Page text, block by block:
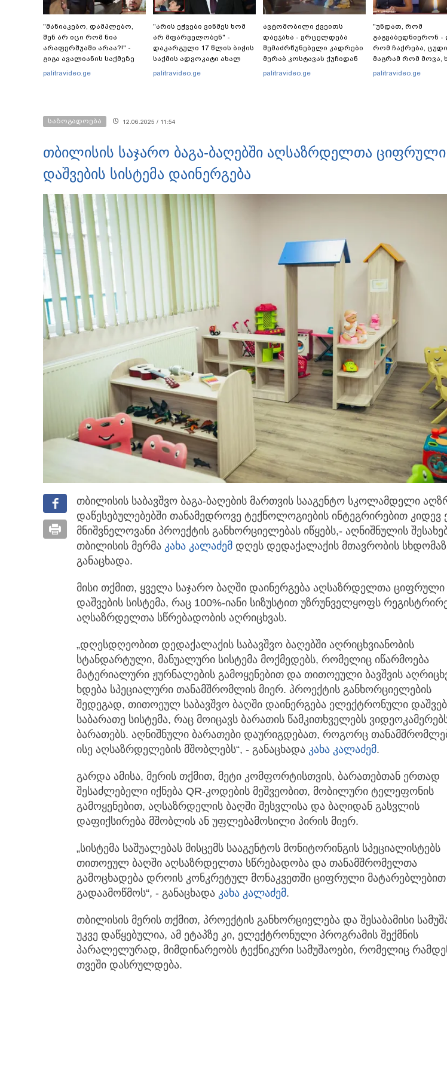
"მანიაკებო, დამპლებო,
შენ არ იცი რომ ნია
არაფერშუაში არაა?!" -
გიგა ავალიანის საქმეზე
ნია იმნაძეს აკავებენ
palitravideo.ge
"არის ეჭვები ვინმეს ხომ
არ მფარველობენ" -
დაკარგული 17 წლის ბიჭის
საქმის ადვოკატი ახალ
გარემოებებზე საუბრობს
palitravideo.ge
ავტომობილი ქვეითს
დაეჯახა - ვრცელდება
შემაძრწუნებელი კადრები
მერაბ კოსტავას ქუჩიდან
palitravideo.ge
"უნდათ, რომ
გაგვაბედნიერონ -
რომ ჩაქრება,
მაგრამ რომ მოვა,
გაგვეხარდება“ -
palitravideo.ge
საზოგადოება 12.06.2025 / 11:54
თბილისის საჯარო ბაგა-ბაღებში აღსაზრდელთა ციფრული
დაშვების სისტემა დაინერგება
თბილისის საბავშვო ბაგა-ბაღების მართვის სააგენტო სკოლამდელი
დაწესებულებებში თანამედროვე ტექნოლოგიების ინტეგრირებით კიდევ
მნიშვნელოვანი პროექტის განხორციელებას იწყებს,- აღნიშნულის
თბილისის მერმა კახა კალაძემ დღეს დედაქალაქის მთავრობის
განაცხადა.
მისი თქმით, ყველა საჯარო ბაღში დაინერგება აღსაზრდელთა ციფრული
დაშვების სისტემა, რაც 100%-იანი სიზუსტით უზრუნველყოფს
აღსაზრდელთა სწრებადობის აღრიცხვას.
„დღესდღეობით დედაქალაქის საბავშვო ბაღებში აღრიცხვიანობის
სტანდარტული, მანუალური სისტემა მოქმედებს, რომელიც იწარმოება
მატერიალური ჟურნალების გამოყენებით და თითოეული ბავშვის
ხდება სპეციალური თანამშრომლის მიერ. პროექტის განხორციელების
შედეგად, თითოეულ საბავშვო ბაღში დაინერგება ელექტრონული
საბარათე სისტემა, რაც მოიცავს ბარათის წამკითხველებს
ბარათებს. აღნიშნული ბარათები დაურიგდებათ, როგორც
ისე აღსაზრდელების მშობლებს“, - განაცხადა კახა კალაძემ.
გარდა ამისა, მერის თქმით, მეტი კომფორტისთვის, ბარათებთან ერთად
შესაძლებელი იქნება QR-კოდების მეშვეობით, მობილური ტელეფონის
გამოყენებით, აღსაზრდელის ბაღში შესვლისა და ბაღიდან გასვლის
დაფიქსირება მშობლის ან უფლებამოსილი პირის მიერ.
„სისტემა საშუალებას მისცემს სააგენტოს მონიტორინგის სპეციალისტებს
თითოეულ ბაღში აღსაზრდელთა სწრებადობა და თანამშრომელთა
გამოცხადება დროის კონკრეტულ მონაკვეთში ციფრული მატარებლებით
გადაამოწმოს“, - განაცხადა კახა კალაძემ.
თბილისის მერის თქმით, პროექტის განხორციელება და შესაბამისი
უკვე დაწყებულია, ამ ეტაპზე კი, ელექტრონული პროგრამის შექმნის
პარალელურად, მიმდინარეობს ტექნიკური სამუშაოები, რომელიც
თვეში დასრულდება.